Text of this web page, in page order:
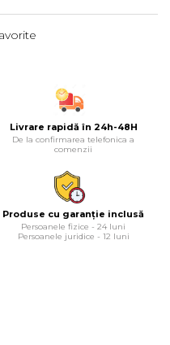
Livrare rapidă în 24h-48H
De la confirmarea telefonica a
comenzii
Produse cu garanție inclusă
Persoanele fizice - 24 luni
Persoanele juridice - 12 luni